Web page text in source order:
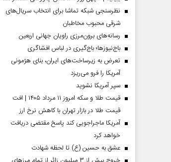
نظرسنجی شبکه تماشا برای انتخاب سریال‌های
شرقی محبوب مخاطبان
رسانه‌های برون‌مرزی راویان جهانی اربعین
باج‌نیوزها؛ باج‌گیری در لباس افشاگری
تعرض به زیرساخت‌های ایران، بنای هژمونی
آمریکا را فرو می‌ریزد
سپر آمریکا نشوید
قیمت طلا و سکه امروز ۱۱ مرداد ۱۴۰۵ | افت
قیمت طلا در بازار تهران با کاهش نرخ ارز
آمریکا ماجراجویی کند پاسخ مقتضی دریافت
خواهد کرد
عشق به حسین (ع) تا لحظه شهادت
صفحات نخست‌روزنامه‌ها‌ی‌چهارشنبه‌۷‌مردادماه